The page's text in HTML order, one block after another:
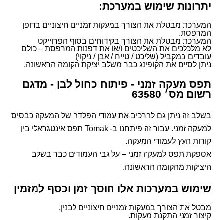
יתרונות שימוש במערכת:
המערכת מבטלת את הצורך במעקות זמניים חיצוניים בדופן
המרפסת.
המערכת מבטלת את הצורך בקידוחים בסוף הפרוייקט.
לא מלכלכים את השליכטים ו/או את דפנות המרפסת – כולם
עובדים במקביל (שליכט / טייח / אבן / ניקוי)
ניתן לסיים את הקופינג כבר משלב יציקת הקומה הראשונה.
תפס מעקה זמני - פיתוח כחול לבן - מדגם
רשום מס׳ 63580
בשלב זה ניתן גם להרכיב את עמודי הפלדה של המעקה כבסיס
למעקה זמני. עבור זה פיתחנו ב- Tomak תפס אינטגראלי בין
קורות העץ לעמודי המעקה.
אספקת תפס למעקה זמני – על גבי העמודים כבר בשלב
היציקות מהקומה הראשונה.
שימוש במערכות אלו חוסך זמן וכסף למזמין
מבטל את הצורך במעקות זמניים חיצוניים לבנין.
קיצור זמני התקנת מעקות.